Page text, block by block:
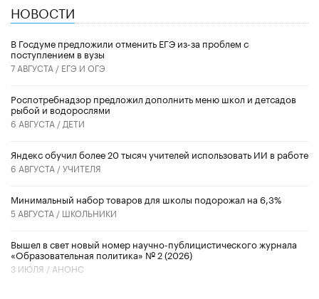
НОВОСТИ
В Госдуме предложили отменить ЕГЭ из-за проблем с
поступлением в вузы
7 АВГУСТА / ЕГЭ И ОГЭ
Роспотребнадзор предложил дополнить меню школ и детсадов
рыбой и водорослями
6 АВГУСТА / ДЕТИ
​Яндекс обучил более 20 тысяч учителей использовать ИИ в работе
6 АВГУСТА /УЧИТЕЛЯ
Минимальный набор товаров для школы подорожал на 6,3%
5 АВГУСТА / ШКОЛЬНИКИ
Вышел в свет новый номер научно-публицистического журнала
«Образовательная политика» № 2 (2026)
3 ИЮЛЯ / АНОНС